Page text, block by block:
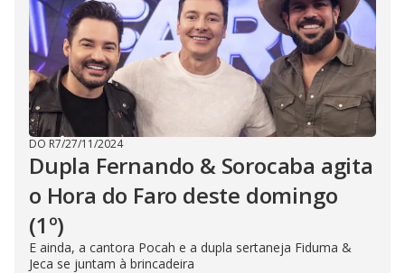
DO R7/27/11/2024
Dupla Fernando & Sorocaba agita
o Hora do Faro deste domingo
(1º)
E ainda, a cantora Pocah e a dupla sertaneja Fiduma &
Jeca se juntam à brincadeira